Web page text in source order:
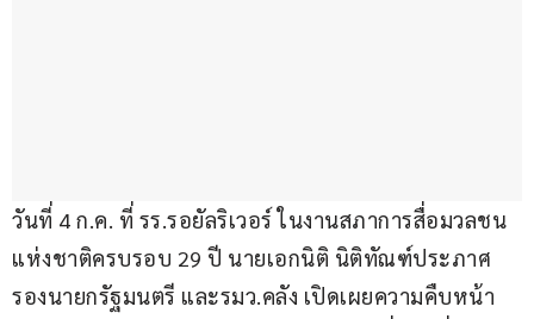
วันที่ 4 ก.ค. ที่ รร.รอยัลริเวอร์ ในงานสภาการสื่อมวลชน
แห่งชาติครบรอบ 29 ปี นายเอกนิติ นิติทัณฑ์ประภาศ
รองนายกรัฐมนตรี และรมว.คลัง เปิดเผยความคืบหน้า